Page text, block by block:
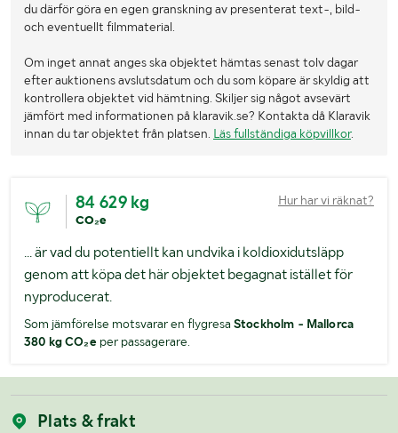
du därför göra en egen granskning av presenterat text-, bild-
och eventuellt filmmaterial.
Om inget annat anges ska objektet hämtas senast tolv dagar
efter auktionens avslutsdatum och du som köpare är skyldig att
kontrollera objektet vid hämtning. Skiljer sig något avsevärt
jämfört med informationen på klaravik.se? Kontakta då Klaravik
innan du tar objektet från platsen. Läs fullständiga köpvillkor.
84 629 kg
CO₂e
Hur har vi räknat?
... är vad du potentiellt kan undvika i koldioxidutsläpp
genom att köpa det här objektet begagnat istället för
nyproducerat.
Som jämförelse motsvarar en flygresa Stockholm - Mallorca
380 kg CO₂eper passagerare.
Plats & frakt